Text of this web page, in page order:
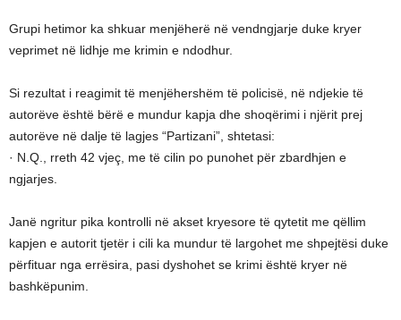
Grupi hetimor ka shkuar menjëherë në vendngjarje duke kryer
veprimet në lidhje me krimin e ndodhur.
Si rezultat i reagimit të menjëhershëm të policisë, në ndjekie të
autorëve është bërë e mundur kapja dhe shoqërimi i njërit prej
autorëve në dalje të lagjes “Partizani”, shtetasi:
· N.Q., rreth 42 vjeç, me të cilin po punohet për zbardhjen e
ngjarjes.
Janë ngritur pika kontrolli në akset kryesore të qytetit me qëllim
kapjen e autorit tjetër i cili ka mundur të largohet me shpejtësi duke
përfituar nga errësira, pasi dyshohet se krimi është kryer në
bashkëpunim.